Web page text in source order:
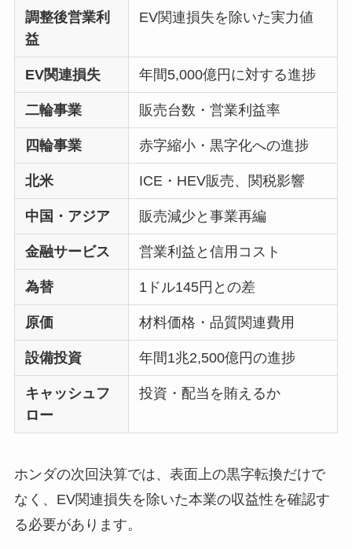
調整後営業利
益
EV関連損失を除いた実力値
EV関連損失 年間5,000億円に対する進捗
二輪事業 販売台数・営業利益率
四輪事業 赤字縮小・黒字化への進捗
北米 ICE・HEV販売、関税影響
中国・アジア 販売減少と事業再編
金融サービス 営業利益と信用コスト
為替 1ドル145円との差
原価 材料価格・品質関連費用
設備投資 年間1兆2,500億円の進捗
キャッシュフ
ロー
投資・配当を賄えるか
ホンダの次回決算では、表面上の黒字転換だけで
なく、EV関連損失を除いた本業の収益性を確認す
る必要があります。